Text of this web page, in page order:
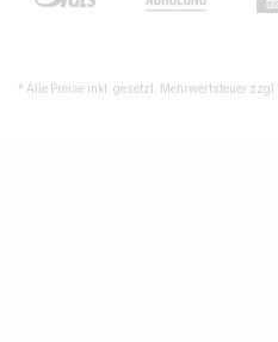
* Alle Preise inkl. gesetzl. Mehrwertsteuer zzgl.